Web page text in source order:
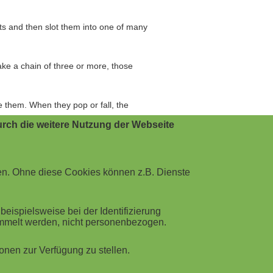
and then slot them into one of many
a chain of three or more, those
them. When they pop or fall, the
some incorrect answers to a
process.
this game!
allow your learners to retain the
die weitere Nutzung der Webseite
Ohne diese Cookies können z.B. Dienste
bei der Identifizierung
werden, nicht personenbezogen.
zur Verfügung zu stellen.